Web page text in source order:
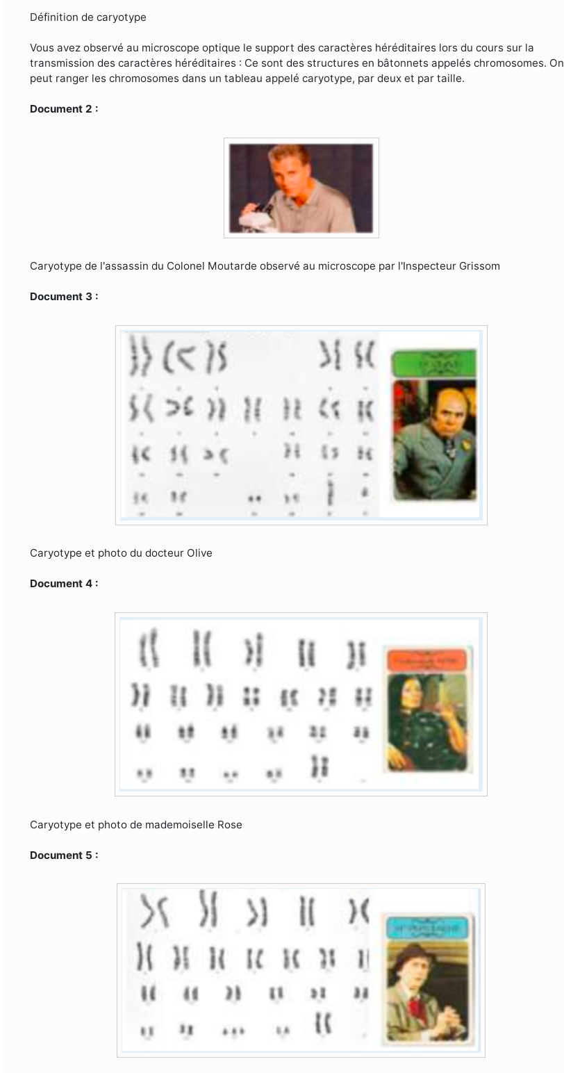
Définition de caryotype
Vous avez observé au microscope optique le support des caractères héréditaires lors du cours sur la
transmission des caractères héréditaires : Ce sont des structures en bâtonnets appelés chromosomes. On
peut ranger les chromosomes dans un tableau appelé caryotype, par deux et par taille.
Document 2 :
Caryotype de l'assassin du Colonel Moutarde observé au microscope par l'Inspecteur Grissom
Document 3 :
Caryotype et photo du docteur Olive
Document 4 :
Caryotype et photo de mademoiselle Rose
Document 5 :